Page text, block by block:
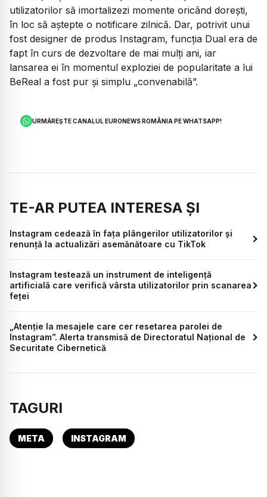
utilizatorilor să imortalizezi momente oricând dorești,
în loc să aștepte o notificare zilnică. Dar, potrivit unui
fost designer de produs Instagram, funcția Dual era de
fapt în curs de dezvoltare de mai mulți ani, iar
lansarea ei în momentul exploziei de popularitate a lui
BeReal a fost pur și simplu „convenabilă”.
URMĂREȘTE CANALUL EURONEWS ROMÂNIA PE WHATSAPP!
TE-AR PUTEA INTERESA ȘI
Instagram cedează în fața plângerilor utilizatorilor și
renunță la actualizări asemănătoare cu TikTok
Instagram testează un instrument de inteligență
artificială care verifică vârsta utilizatorilor prin scanarea
feței
„Atenţie la mesajele care cer resetarea parolei de
Instagram”. Alerta transmisă de Directoratul Naţional de
Securitate Cibernetică
TAGURI
META INSTAGRAM